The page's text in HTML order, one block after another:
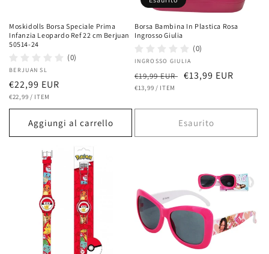
Moskidolls Borsa Speciale Prima
Infanzia Leopardo Ref 22 cm Berjuan
50514-24
(0)
Fornitore:
BERJUAN SL
Prezzo
di
listino
€22,99 EUR
PREZZO
€22,99 / PER
ITEM
Aggiungi al carrello
Borsa Bambina In Plastica Rosa
Ingrosso Giulia
(0)
Fornitore:
INGROSSO GIULIA
Prezzo
di
€19,99 EUR Prezzo
€13,99 EUR
PREZZO
€13,99 / PER
ITEM
Esaurito